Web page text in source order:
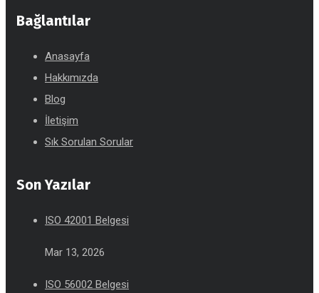
Bağlantılar
Anasayfa
Hakkımızda
Blog
İletişim
Sık Sorulan Sorular
Son Yazılar
ISO 42001 Belgesi
Mar 13, 2026
ISO 56002 Belgesi